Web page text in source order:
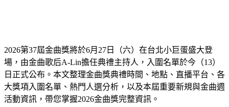
2026第37屆金曲獎將於6月27日（六）在台北小巨蛋盛大登
場，由金曲歌后A-Lin擔任典禮主持人，入圍名單於今（13）
日正式公布。本文整理金曲獎典禮時間、地點、直播平台、各
大獎項入圍名單、熱門人選分析，以及本屆重要新規與金曲週
活動資訊，帶您掌握2026金曲獎完整資訊。